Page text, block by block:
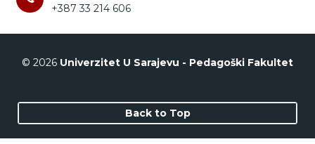
+387 33 214 606
© 2026 Univerzitet U Sarajevu - Pedagoški Fakultet
Back to Top